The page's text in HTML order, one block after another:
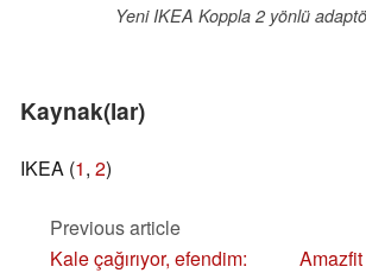
Yeni IKEA Koppla 2 yönlü
Kaynak(lar)
IKEA (1, 2)
Previous article
Kale çağırıyor, efendim: